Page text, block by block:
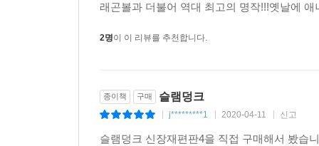
래곤볼과 더불어 역대 최고의 명작!!!옛날에
2명이 이 리뷰를 추천합니다.
종이책 구매 슬램덩크
j*********1 2020-04-11 신고
슬램덩크 신장재편판4을 직접 구매해서 봤습